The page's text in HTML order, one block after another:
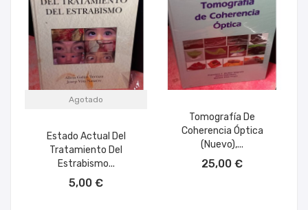
Agotado
Estado Actual Del
Tratamiento Del
Estrabismo...
5,00 €
Tomografía De
Coherencia Óptica
(nuevo),...
25,00 €